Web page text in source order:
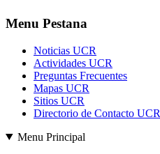
Menu Pestana
Noticias UCR
Actividades UCR
Preguntas Frecuentes
Mapas UCR
Sitios UCR
Directorio de Contacto UCR
Menu Principal